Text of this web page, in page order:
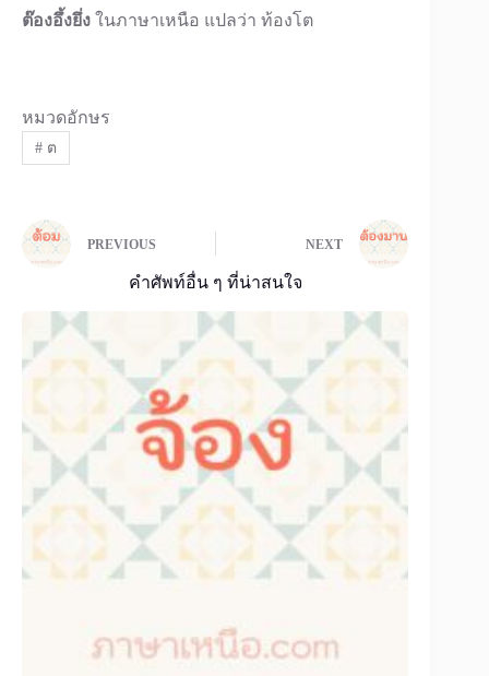
ต๊องอึ้งยึ่ง ในภาษาเหนือ แปลว่า ท้องโต
หมวดอักษร
#ต
PREVIOUS NEXT
คำศัพท์อื่น ๆ ที่น่าสนใจ